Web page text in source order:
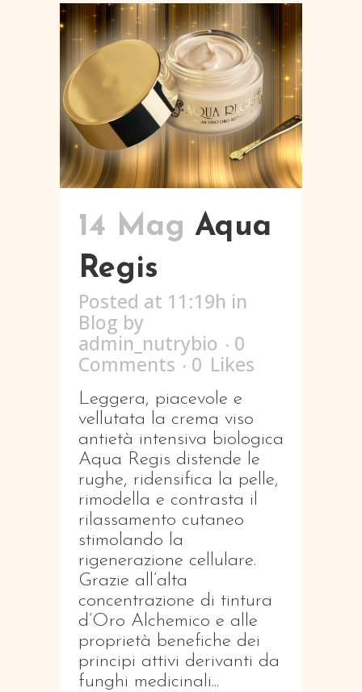
14 Mag Aqua
Regis
Posted at 11:19h in
Blog by
admin_nutrybio
0
Comments
0 Likes
Leggera, piacevole e
vellutata la crema viso
antietà intensiva biologica
Aqua Regis distende le
rughe, ridensifica la pelle,
rimodella e contrasta il
rilassamento cutaneo
stimolando la
rigenerazione cellulare.
Grazie all’alta
concentrazione di tintura
d’Oro Alchemico e alle
proprietà benefiche dei
principi attivi derivanti da
funghi medicinali...